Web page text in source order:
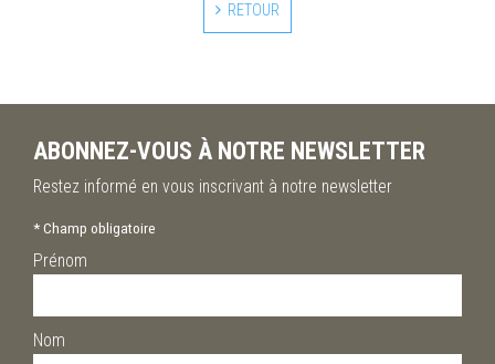
RETOUR
ABONNEZ-VOUS À NOTRE NEWSLETTER
Restez informé en vous inscrivant à notre newsletter
*Champ obligatoire
Prénom
Nom